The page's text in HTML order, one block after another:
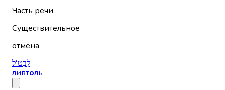
Часть речи
Существительное
отмена
לִבְטוֹל
ливтоль